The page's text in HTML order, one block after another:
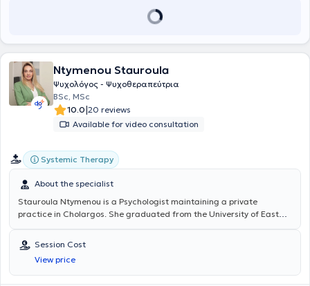
Ntymenou Stauroula
Ψυχολόγος - Ψυχοθεραπεύτρια
BSc, MSc
10.0|20 reviews
Available for video consultation
Systemic Therapy
About the specialist
Stauroula Ntymenou is a Psychologist maintaining a private
practice in Cholargos. She graduated from the University of East
university with a Master of Science in Clinical and Community
Psychology. She specializes in Systemic - Family Psychotherapy at
the "Logo Psychis" Training and Research Institute, which offers an
enriched form of systemic therapy based on the SANE model
Session Cost
View price